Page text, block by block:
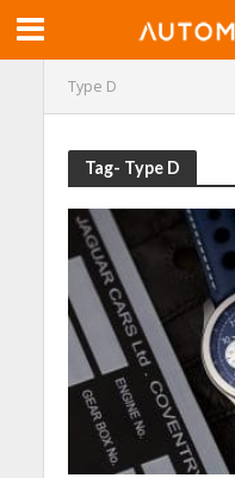
Type D
Tag- Type D